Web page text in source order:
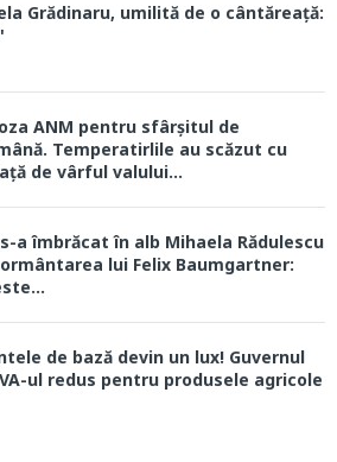
Grădinaru, umilită de o cântăreață:
ANM pentru sfârșitul de
Temperatirlile au scăzut cu
de vârful valului...
a îmbrăcat în alb Mihaela Rădulescu
lui Felix Baumgartner:
de bază devin un lux! Guvernul
ul redus pentru produsele agricole